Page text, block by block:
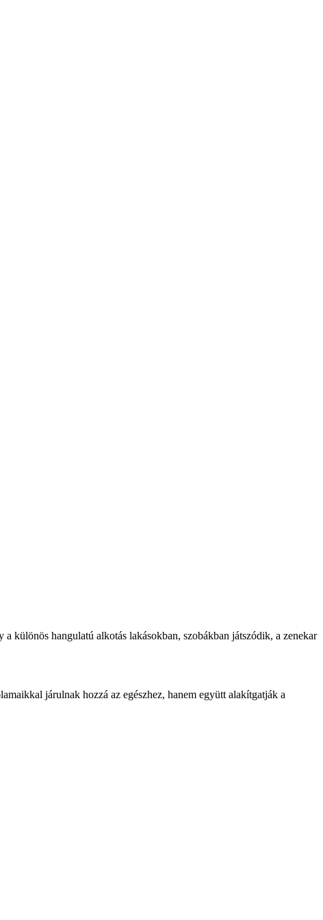
különös hangulatú alkotás lakásokban, szobákban játszódik, a zenekar
járulnak hozzá az egészhez, hanem együtt alakítgatják a